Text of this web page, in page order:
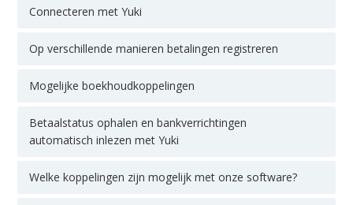
Connecteren met Yuki
Op verschillende manieren betalingen registreren
Mogelijke boekhoudkoppelingen
Betaalstatus ophalen en bankverrichtingen
automatisch inlezen met Yuki
Welke koppelingen zijn mogelijk met onze software?